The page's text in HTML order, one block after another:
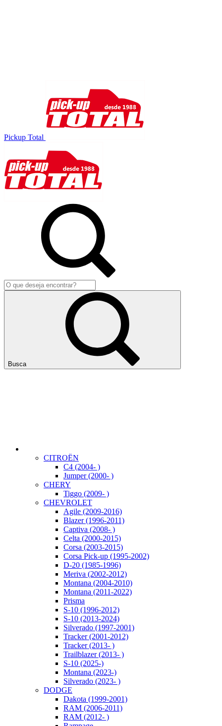
Pickup Total
Busca
CITROËN
C4 (2004- )
Jumper (2000- )
CHERY
Tiggo (2009- )
CHEVROLET
Agile (2009-2016)
Blazer (1996-2011)
Captiva (2008- )
Celta (2000-2015)
Corsa (2003-2015)
Corsa Pick-up (1995-2002)
D-20 (1985-1996)
Meriva (2002-2012)
Montana (2004-2010)
Montana (2011-2022)
Prisma
S-10 (1996-2012)
S-10 (2013-2024)
Silverado (1997-2001)
Tracker (2001-2012)
Tracker (2013- )
Trailblazer (2013- )
S-10 (2025-)
Montana (2023-)
Silverado (2023- )
DODGE
Dakota (1999-2001)
RAM (2006-2011)
RAM (2012- )